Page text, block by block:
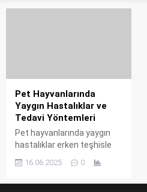
Pet Hayvanlarında
Yaygın Hastalıklar ve
Tedavi Yöntemleri
Pet hayvanlarında yaygın
hastalıklar erken teşhisle
hayvanları çoğu kişi için
16.06.2025 0